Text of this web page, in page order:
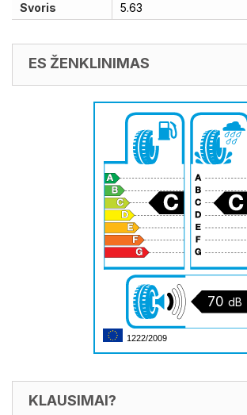
Svoris
5.63
ES ŽENKLINIMAS
70 dB
1222/2009
KLAUSIMAI?